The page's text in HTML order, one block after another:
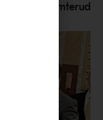
Emterud